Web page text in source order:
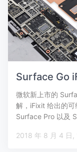
Surface Go
微软新上市的
解，iFixit 给出的
Surface Pro 以及